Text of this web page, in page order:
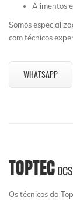
Alimentos
Somos
com técnicos
WHATSAPP
TOPTECDCS
Os técnicos da